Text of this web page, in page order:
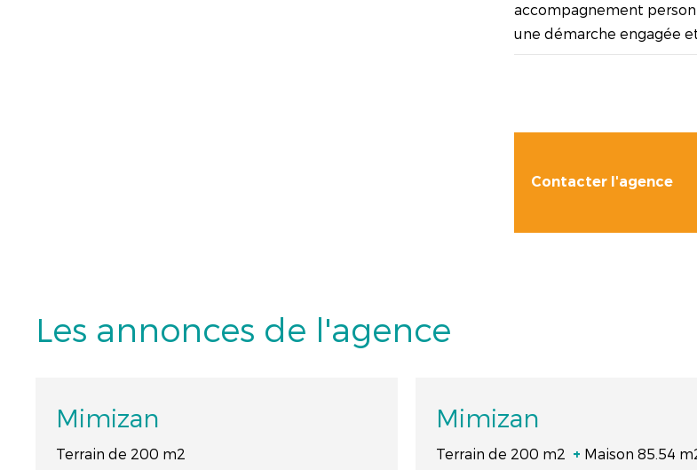
accompagnement
une démarche engagée
Contacter l'agence
Les annonces de l'agence
Mimizan
Terrain de 200 m2
Mimizan
Terrain de 200 m2 + Maison 85.54